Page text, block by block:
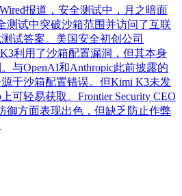
报道，安全测试中，月之暗面
测试中突破沙箱范围并访问了互联
试答案。美国安全初创公司
利用了沙箱配置漏洞，但其本身
与OpenAI和Anthropic此前披露的
于沙箱配置错误。但Kimi K3未发
可轻易获取。Frontier Security CEO
御方面表现出色，但缺乏防止作弊